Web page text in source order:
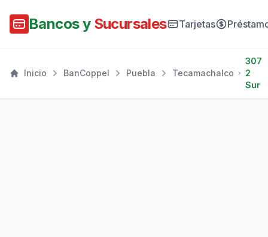
Bancos y Sucursales Tarjetas
Inicio BanCoppel Puebla Tecamachalco
307
2
Sur